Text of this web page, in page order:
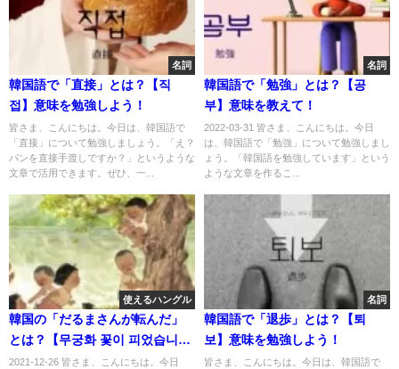
名詞
韓国語で「直接」とは？【직
접】意味を勉強しよう！
皆さま、こんにちは。今日は、韓国語で
「直接」について勉強しましょう。「え？
パンを直接手渡しですか？」というような
文章で活用できます。ぜひ、一...
名詞
韓国語で「勉強」とは？【공
부】意味を教えて！
2022-03-31 皆さま、こんにちは。今日
は、韓国語で「勉強」について勉強しまし
ょう。「韓国語を勉強しています」という
ような文章を作るこ...
使えるハングル
韓国の「だるまさんが転んだ」
とは？【무궁화 꽃이 피었습니
다】
2021-12-26 皆さま、こんにちは。今日
名詞
韓国語で「退歩」とは？【퇴
보】意味を勉強しよう！
皆さま、こんにちは。今日は、韓国語で